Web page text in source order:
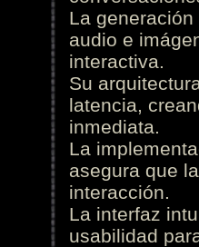
La
audio e
interactiva.
Su
latencia,
inmediata.
La
asegura que
interacción.
La interfaz
usabilidad